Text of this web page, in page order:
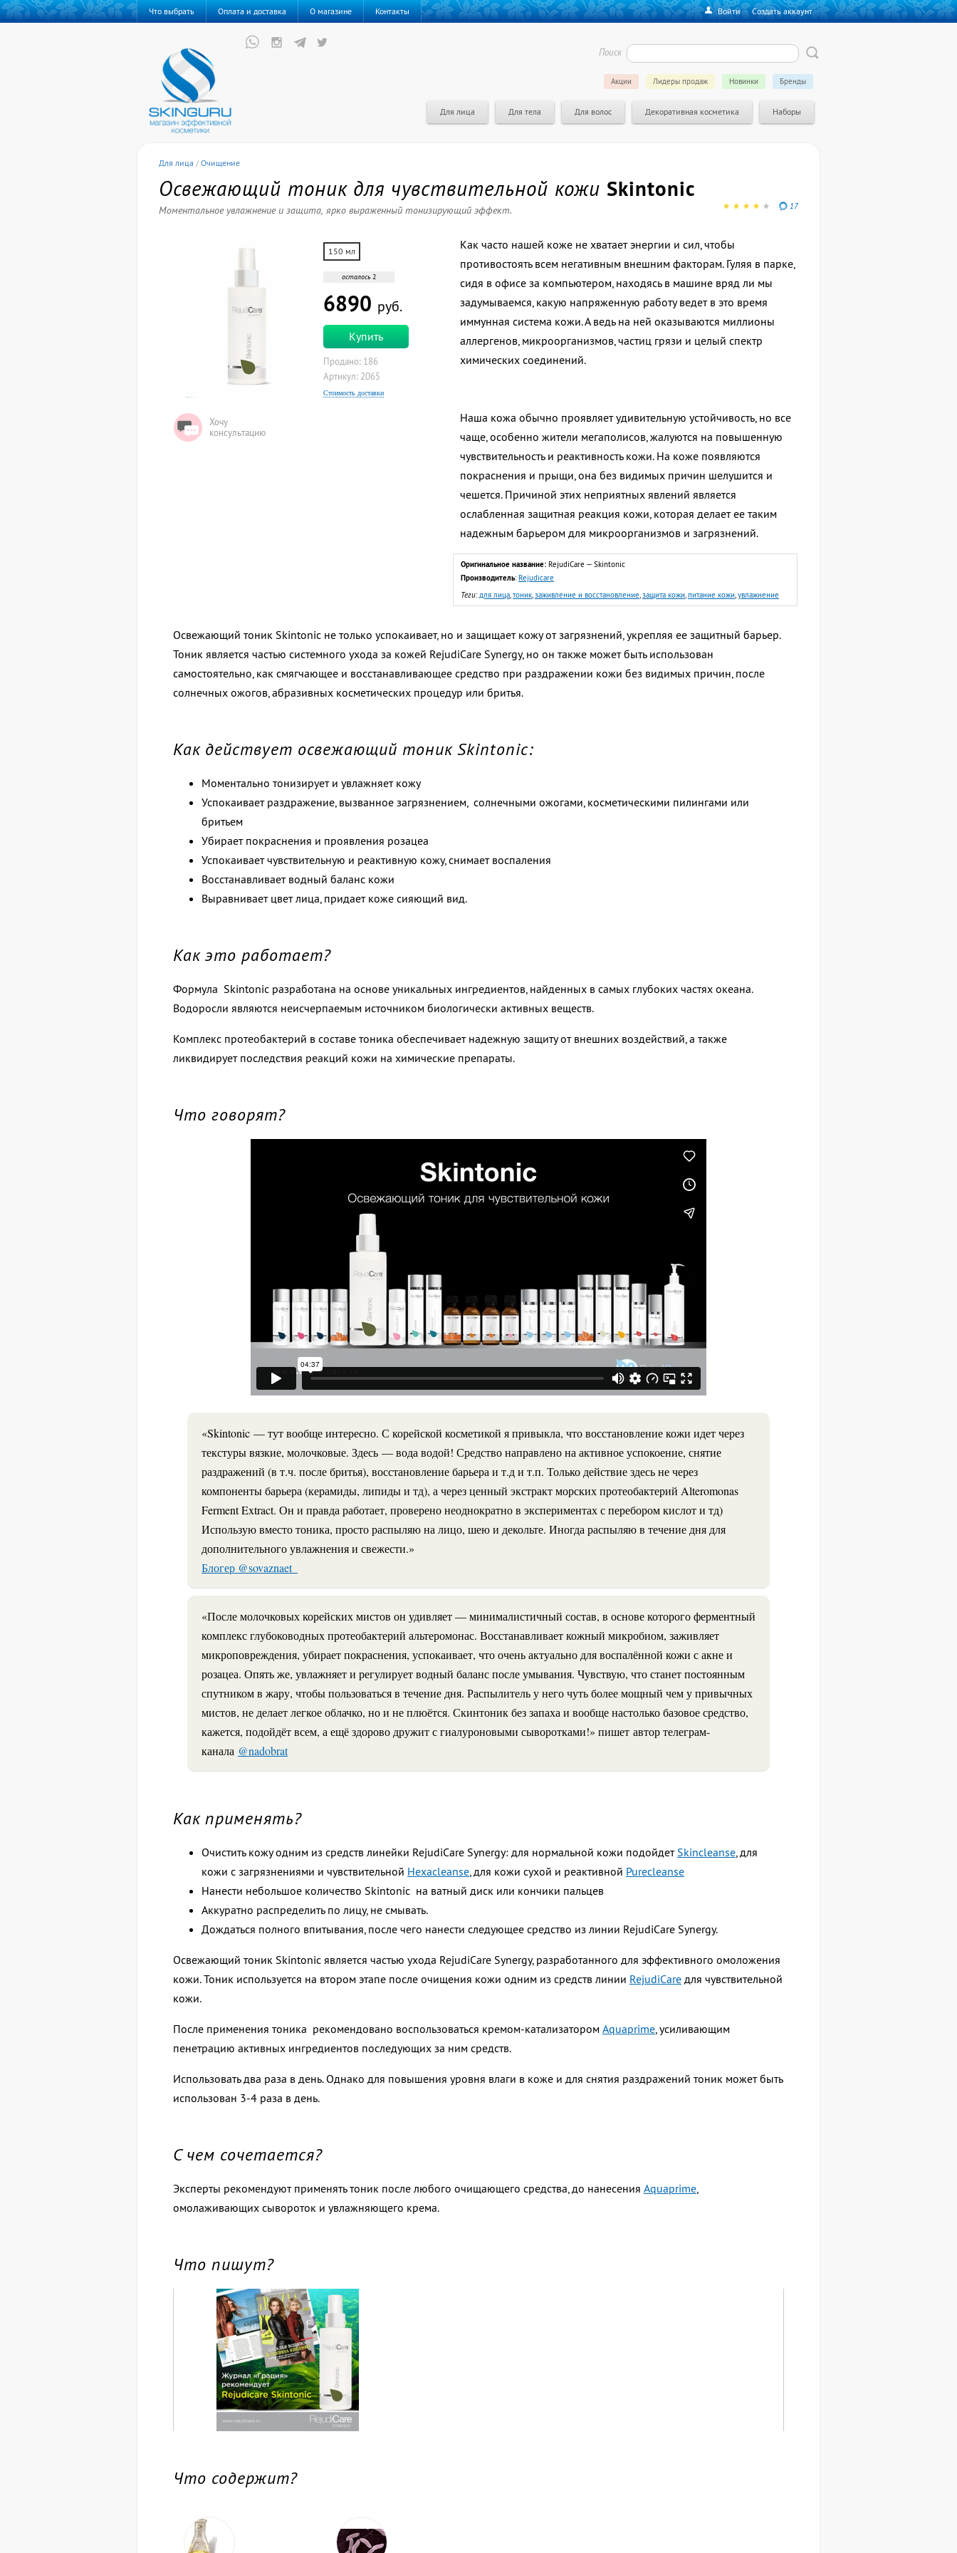
Что выбрать Оплата и доставка О магазине Контакты Войти·Создать аккаунт
Поиск
Бренды
Новинки
Лидеры продаж
Акции
Для лица Для тела Для волос Декоративная косметика Наборы
Для лица /Очищение
Освежающий тоник для чувствительной кожи Skintonic
17
Моментальное увлажнение и защита, ярко выраженный тонизирующий эффект.
Хочу
консультацию
150 мл
осталось 2
6890 руб.
Купить
Продано: 186
Артикул: 2065
Стоимость доставки
Как часто нашей коже не хватает энергии и сил, чтобы
противостоять всем негативным внешним факторам. Гуляя в парке,
сидя в офисе за компьютером, находясь в машине вряд ли мы
задумываемся, какую напряженную работу ведет в это время
иммунная система кожи. А ведь на ней оказываются миллионы
аллергенов, микроорганизмов, частиц грязи и целый спектр
химических соединений.
Наша кожа обычно проявляет удивительную устойчивость, но все
чаще, особенно жители мегаполисов, жалуются на повышенную
чувствительность и реактивность кожи. На коже появляются
покраснения и прыщи, она без видимых причин шелушится и
чешется. Причиной этих неприятных явлений является
ослабленная защитная реакция кожи, которая делает ее таким
надежным барьером для микроорганизмов и загрязнений.
Оригинальное название: RejudiCare — Skintonic
Производитель: Rejudicare
Теги:для лица,тоник,заживление и восстановление,защита кожи,питание кожи,увлажнение
Освежающий тоник Skintonic не только успокаивает, но и защищает кожу от загрязнений, укрепляя ее защитный барьер.
Тоник является частью системного ухода за кожей RejudiCare Synergy, но он также может быть использован
самостоятельно, как смягчающее и восстанавливающее средство при раздражении кожи без видимых причин, после
солнечных ожогов, абразивных косметических процедур или бритья.
Как действует освежающий тоник Skintonic:
Моментально тонизирует и увлажняет кожу
Успокаивает раздражение, вызванное загрязнением, солнечными ожогами, косметическими пилингами или
бритьем
Убирает покраснения и проявления розацеа
Успокаивает чувствительную и реактивную кожу, снимает воспаления
Восстанавливает водный баланс кожи
Выравнивает цвет лица, придает коже сияющий вид.
Как это работает?
Формула Skintonic разработана на основе уникальных ингредиентов, найденных в самых глубоких частях океана.
Водоросли являются неисчерпаемым источником биологически активных веществ.
Комплекс протеобактерий в составе тоника обеспечивает надежную защиту от внешних воздействий, а также
ликвидирует последствия реакций кожи на химические препараты.
Что говорят?
«Skintonic — тут вообще интересно. С корейской косметикой я привыкла, что восстановление кожи идет через
текстуры вязкие, молочковые. Здесь — вода водой! Средство направлено на активное успокоение, снятие
раздражений (в т.ч. после бритья), восстановление барьера и т.д и т.п. Только действие здесь не через
компоненты барьера (керамиды, липиды и тд), а через ценный экстракт морских протеобактерий Alteromonas
Ferment Extract. Он и правда работает, проверено неоднократно в экспериментах с перебором кислот и тд)
Использую вместо тоника, просто распыляю на лицо, шею и декольте. Иногда распыляю в течение дня для
дополнительного увлажнения и свежести.»
Блогер @sovaznaet_
«После молочковых корейских мистов он удивляет — минималистичный состав, в основе которого ферментный
комплекс глубоководных протеобактерий альтеромонас. Восстанавливает кожный микробиом, заживляет
микроповреждения, убирает покраснения, успокаивает, что очень актуально для воспалённой кожи с акне и
розацеа. Опять же, увлажняет и регулирует водный баланс после умывания. Чувствую, что станет постоянным
спутником в жару, чтобы пользоваться в течение дня. Распылитель у него чуть более мощный чем у привычных
мистов, не делает легкое облачко, но и не плюётся. Скинтоник без запаха и вообще настолько базовое средство,
кажется, подойдёт всем, а ещё здорово дружит с гиалуроновыми сыворотками!» пишет автор телеграм-
канала @nadobrat
Как применять?
Очистить кожу одним из средств линейки RejudiCare Synergy: для нормальной кожи подойдет Skincleanse, для
кожи с загрязнениями и чувствительной Hexacleanse, для кожи сухой и реактивной Purecleanse
Нанести небольшое количество Skintonic на ватный диск или кончики пальцев
Аккуратно распределить по лицу, не смывать.
Дождаться полного впитывания, после чего нанести следующее средство из линии RejudiCare Synergy.
Освежающий тоник Skintonic является частью ухода RejudiCare Synergy, разработанного для эффективного омоложения
кожи. Тоник используется на втором этапе после очищения кожи одним из средств линии RejudiCare для чувствительной
кожи.
После применения тоника рекомендовано воспользоваться кремом-катализатором Aquaprime, усиливающим
пенетрацию активных ингредиентов последующих за ним средств.
Использовать два раза в день. Однако для повышения уровня влаги в коже и для снятия раздражений тоник может быть
использован 3-4 раза в день.
С чем сочетается?
Эксперты рекомендуют применять тоник после любого очищающего средства, до нанесения Aquaprime,
омолаживающих сывороток и увлажняющего крема.
Что пишут?
Что содержит?